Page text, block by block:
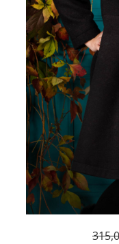
Rochii din dantela
Rochii din tafta
Rochii cu paiete
Rochii din tul
Rochii din catifea
Rochii din Barbie/
Rochii din saten
Rochii voal
Rochii cu imprimeu